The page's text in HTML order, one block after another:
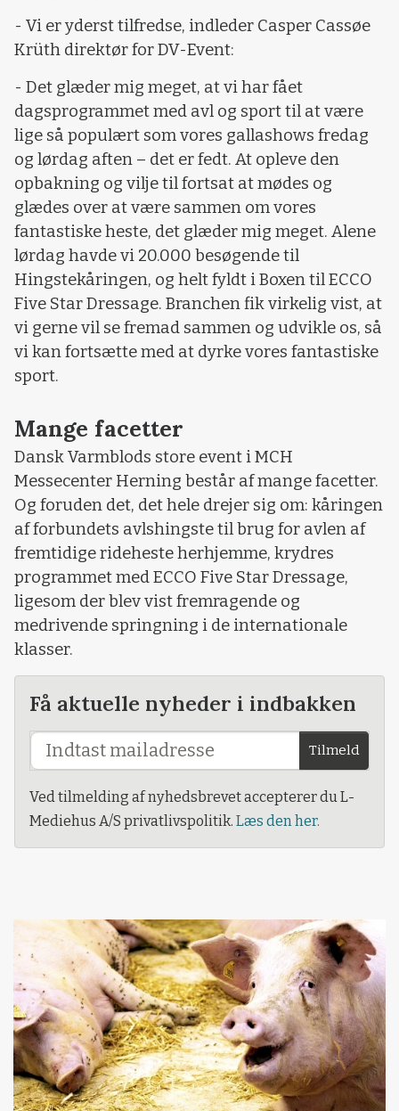
- Vi er yderst tilfredse, indleder Casper Cassøe
Krüth direktør for DV-Event:
- Det glæder mig meget, at vi har fået
dagsprogrammet med avl og sport til at være
lige så populært som vores gallashows fredag
og lørdag aften – det er fedt. At opleve den
opbakning og vilje til fortsat at mødes og
glædes over at være sammen om vores
fantastiske heste, det glæder mig meget. Alene
lørdag havde vi 20.000 besøgende til
Hingstekåringen, og helt fyldt i Boxen til ECCO
Five Star Dressage. Branchen fik virkelig vist, at
vi gerne vil se fremad sammen og udvikle os, så
vi kan fortsætte med at dyrke vores fantastiske
sport.
Mange facetter
Dansk Varmblods store event i MCH
Messecenter Herning består af mange facetter.
Og foruden det, det hele drejer sig om: kåringen
af forbundets avlshingste til brug for avlen af
fremtidige rideheste herhjemme, krydres
programmet med ECCO Five Star Dressage,
ligesom der blev vist fremragende og
medrivende springning i de internationale
klasser.
Få aktuelle nyheder i indbakken
Tilmeld
Ved tilmelding af nyhedsbrevet accepterer du L-
Mediehus A/S privatlivspolitik. Læs den her.